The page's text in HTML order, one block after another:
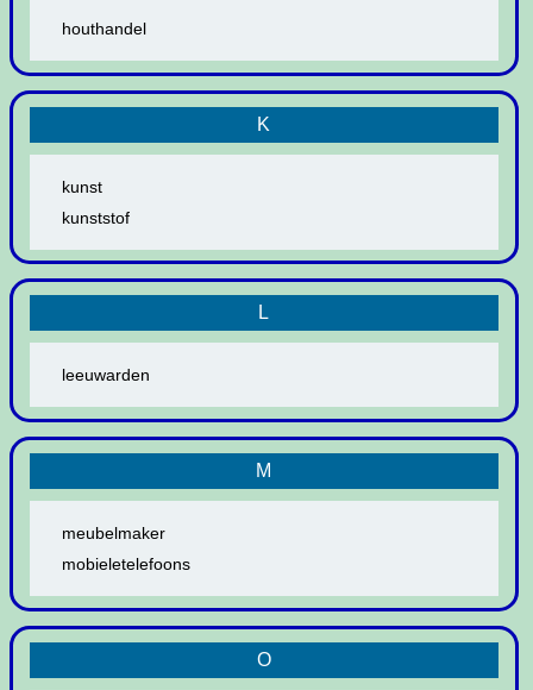
houthandel
K
kunst
kunststof
L
leeuwarden
M
meubelmaker
mobieletelefoons
O